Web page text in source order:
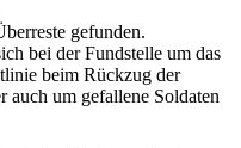
gefunden.
bei der Fundstelle um das
beim Rückzug der
auch um gefallene Soldaten